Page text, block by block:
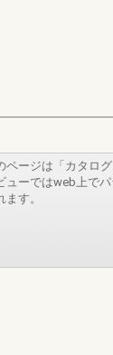
ページは「カタロ
ューではweb上で
ます。